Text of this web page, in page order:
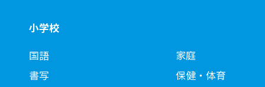
小学校
国語
書写
家庭
保健・体育